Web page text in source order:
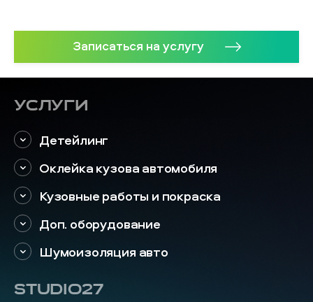
Записаться на услугу
Услуги
Детейлинг
Оклейка кузова автомобиля
Кузовные работы и покраска
Доп. оборудование
Шумоизоляция авто
STUDIO27